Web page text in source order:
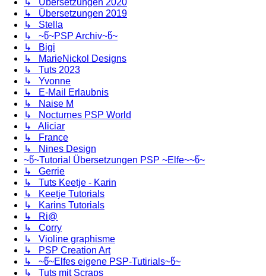
↳ Übersetzungen 2020
↳ Übersetzungen 2019
↳ Stella
↳ ~წ~PSP Archiv~წ~
↳ Bigi
↳ MarieNickol Designs
↳ Tuts 2023
↳ Yvonne
↳ E-Mail Erlaubnis
↳ Naise M
↳ Nocturnes PSP World
↳ Aliciar
↳ France
↳ Nines Design
~წ~Tutorial Übersetzungen PSP ~Elfe~~წ~
↳ Gerrie
↳ Tuts Keetje - Karin
↳ Keetje Tutorials
↳ Karins Tutorials
↳ Ri@
↳ Corry
↳ Violine graphisme
↳ PSP Creation Art
↳ ~წ~Elfes eigene PSP-Tutirials~წ~
↳ Tuts mit Scraps